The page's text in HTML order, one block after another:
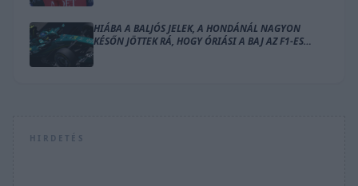
HIÁBA A BALJÓS JELEK, A HONDÁNÁL NAGYON
KÉSŐN JÖTTEK RÁ, HOGY ÓRIÁSI A BAJ AZ F1-ES
HIRDETÉS